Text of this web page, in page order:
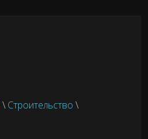
\ Строительство \